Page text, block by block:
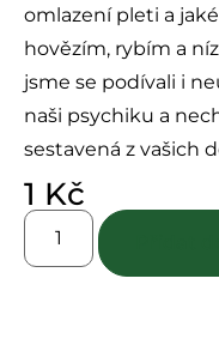
omlazení pleti a
hovězím, rybím a
jsme se podívali i
naši psychiku a
sestavená z vašich
1 Kč